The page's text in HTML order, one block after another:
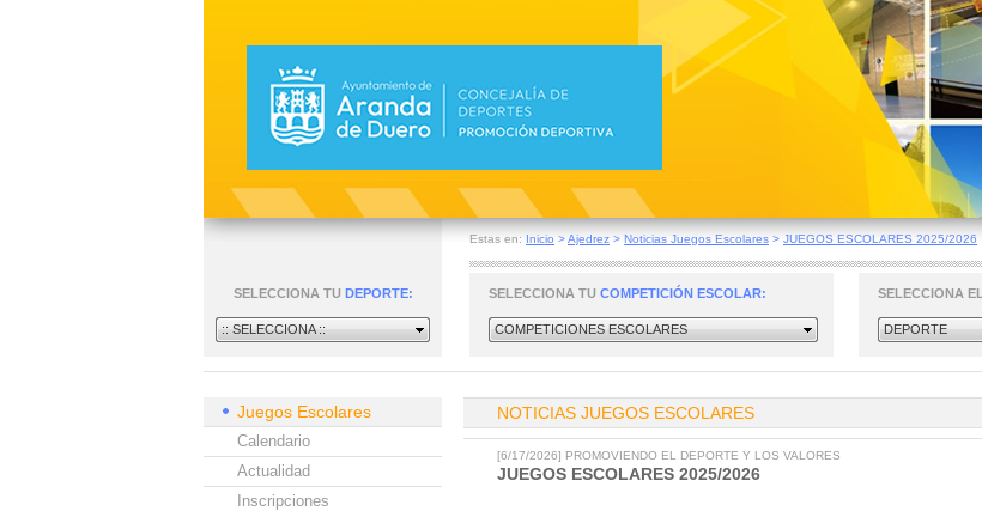
Estas en: Inicio >Ajedrez > Noticias Juegos Escolares > JUEGOS ESCOLARES 2025/2026
SELECCIONA TU DEPORTE:
:: SELECCIONA ::
SELECCIONA TU COMPETICIÓN ESCOLAR:
COMPETICIONES ESCOLARES
SELECCIONA EL
DEPORTE
Juegos Escolares
Calendario
Actualidad
Inscripciones
NOTICIAS JUEGOS ESCOLARES
[6/17/2026] PROMOVIENDO EL DEPORTE Y LOS VALORES
JUEGOS ESCOLARES 2025/2026